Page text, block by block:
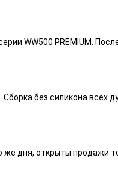
WW500 PREMIUM.
без силикона всех
же дня, открыты продажи